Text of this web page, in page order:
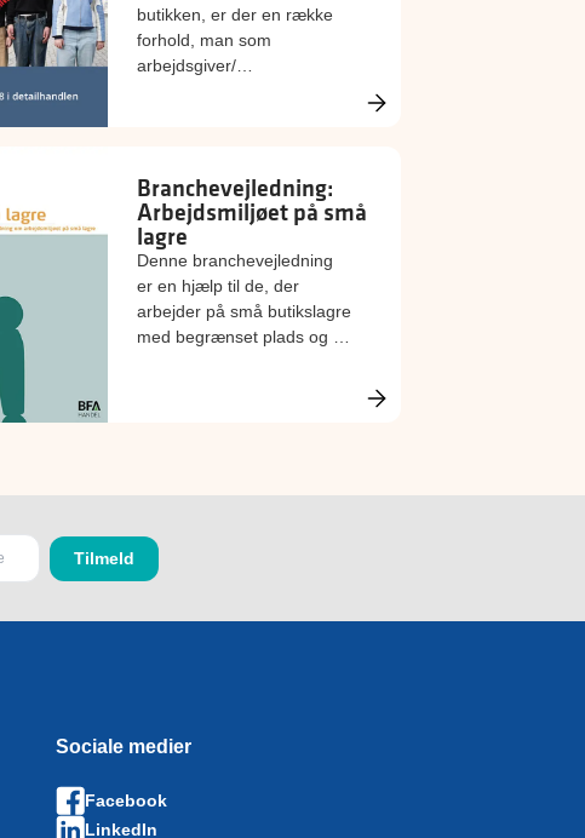
butikken, er der en række
forhold, man som
arbejdsgiver/
Branchevejledning:
Arbejdsmiljøet på små
lagre
Denne branchevejledning
er en hjælp til de, der
arbejder på små butikslagre
med begrænset plads og få
Sociale medier
Facebook
LinkedIn